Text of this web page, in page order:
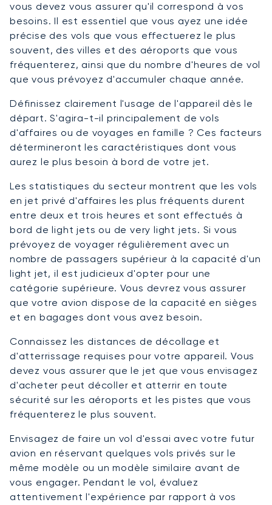
vous devez vous assurer qu'il correspond à vos
besoins. Il est essentiel que vous ayez une idée
précise des vols que vous effectuerez le plus
souvent, des villes et des aéroports que vous
fréquenterez, ainsi que du nombre d'heures de vol
que vous prévoyez d'accumuler chaque année.
Définissez clairement l'usage de l'appareil dès le
départ. S'agira-t-il principalement de vols
d'affaires ou de voyages en famille ? Ces facteurs
détermineront les caractéristiques dont vous
aurez le plus besoin à bord de votre jet.
Les statistiques du secteur montrent que les vols
en jet privé d'affaires les plus fréquents durent
entre deux et trois heures et sont effectués à
bord de light jets ou de very light jets. Si vous
prévoyez de voyager régulièrement avec un
nombre de passagers supérieur à la capacité d'un
light jet, il est judicieux d'opter pour une
catégorie supérieure. Vous devrez vous assurer
que votre avion dispose de la capacité en sièges
et en bagages dont vous avez besoin.
Connaissez les distances de décollage et
d'atterrissage requises pour votre appareil. Vous
devez vous assurer que le jet que vous envisagez
d'acheter peut décoller et atterrir en toute
sécurité sur les aéroports et les pistes que vous
fréquenterez le plus souvent.
Envisagez de faire un vol d'essai avec votre futur
avion en réservant quelques vols privés sur le
même modèle ou un modèle similaire avant de
vous engager. Pendant le vol, évaluez
attentivement l'expérience par rapport à vos